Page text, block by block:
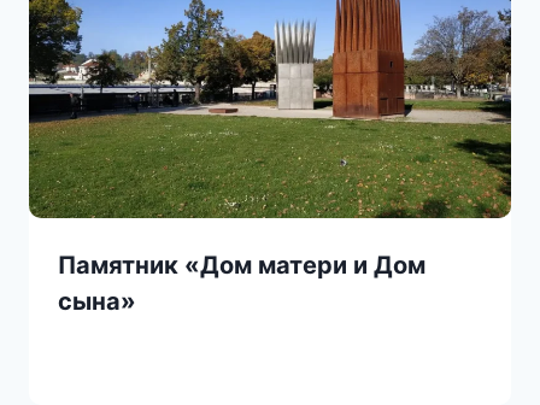
Памятник «Дом матери и Дом
сына»